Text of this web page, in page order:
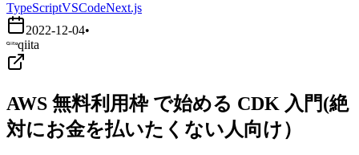
TypeScriptVSCodeNext.js
2022-12-04•
qiita
AWS 無料利用枠 で始める CDK 入門(絶
対にお金を払いたくない人向け）